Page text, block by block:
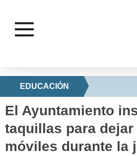
EDUCACIÓN
El Ayuntamiento
taquillas para dejar
móviles durante la